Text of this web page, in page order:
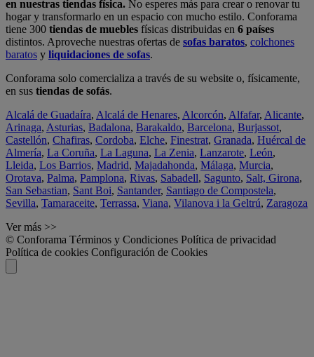
en nuestras tiendas física. No esperes más para crear o renovar tu
hogar y transformarlo en un espacio con mucho estilo. Conforama
tiene 300 tiendas de muebles físicas distribuidas en 6 países
distintos. Aproveche nuestras ofertas de sofas baratos, colchones
baratos y liquidaciones de sofas.
Conforama solo comercializa a través de su website o, físicamente,
en sus tiendas de sofás.
Alcalá de Guadaíra, Alcalá de Henares, Alcorcón, Alfafar, Alicante,
Arinaga, Asturias, Badalona, Barakaldo, Barcelona, Burjassot,
Castellón, Chafiras, Cordoba, Elche, Finestrat, Granada, Huércal de
Almería, La Coruña, La Laguna, La Zenia, Lanzarote, León,
Lleida, Los Barrios, Madrid, Majadahonda, Málaga, Murcia,
Orotava, Palma, Pamplona, Rivas, Sabadell, Sagunto, Salt, Girona,
San Sebastian, Sant Boi, Santander, Santiago de Compostela,
Sevilla, Tamaraceite, Terrassa, Viana, Vilanova i la Geltrú, Zaragoza
Ver más >>
© Conforama Términos y Condiciones Política de privacidad
Política de cookies Configuración de Cookies